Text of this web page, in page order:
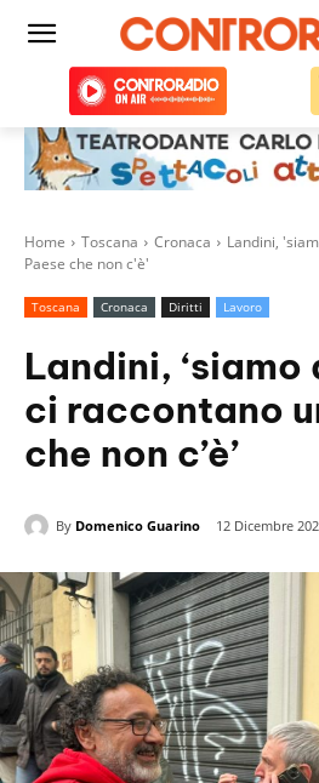
Home Toscana Cronaca
Landini,
Paese che non c'è'
Toscana Cronaca Diritti Lavoro
Landini, ‘siamo
ci raccontano
che non c’è’
By Domenico Guarino 12 Dicembre